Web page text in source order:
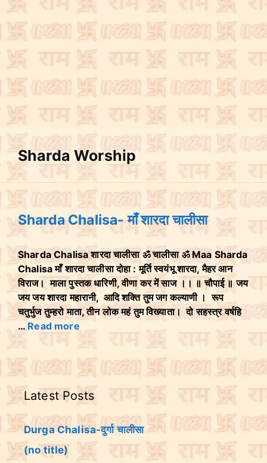
Sharda Worship
Sharda Chalisa- माँ शारदा चालीसा
Sharda Chalisa शारदा चालीसा ॐ चालीसा ॐ Maa Sharda
Chalisa माँ शारदा चालीसा दोहा : मूर्ति स्वयंभू शारदा, मैहर आन
विराज। माला पुस्तक धारिणी, वीणा कर में साज ।। ॥ चौपाई ॥ जय
जय जय शारदा महारानी, आदि शक्ति तुम जग कल्याणी । रूप
चतुर्भुज तुम्हरो माता, तीन लोक महं तुम विख्याता। दो सहस्त्र वर्षहि
… Read more
Latest Posts
Durga Chalisa-दुर्गा चालीसा
(no title)